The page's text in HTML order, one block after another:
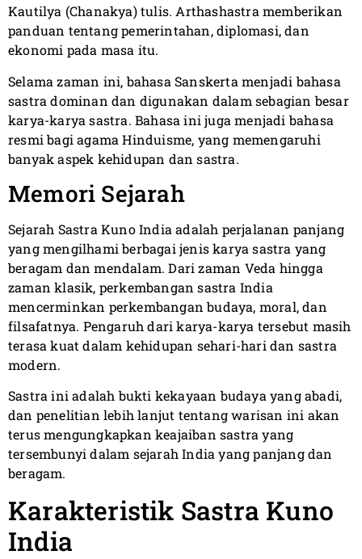
Kautilya (Chanakya) tulis. Arthashastra memberikan
panduan tentang pemerintahan, diplomasi, dan
ekonomi pada masa itu.
Selama zaman ini, bahasa Sanskerta menjadi bahasa
sastra dominan dan digunakan dalam sebagian besar
karya-karya sastra. Bahasa ini juga menjadi bahasa
resmi bagi agama Hinduisme, yang memengaruhi
banyak aspek kehidupan dan sastra.
Memori Sejarah
Sejarah Sastra Kuno India adalah perjalanan panjang
yang mengilhami berbagai jenis karya sastra yang
beragam dan mendalam. Dari zaman Veda hingga
zaman klasik, perkembangan sastra India
mencerminkan perkembangan budaya, moral, dan
filsafatnya. Pengaruh dari karya-karya tersebut masih
terasa kuat dalam kehidupan sehari-hari dan sastra
modern.
Sastra ini adalah bukti kekayaan budaya yang abadi,
dan penelitian lebih lanjut tentang warisan ini akan
terus mengungkapkan keajaiban sastra yang
tersembunyi dalam sejarah India yang panjang dan
beragam.
Karakteristik Sastra Kuno
India